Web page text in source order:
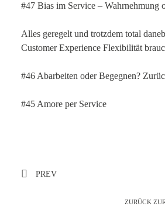
#47 Bias im Service – Wahrnehmung
Alles geregelt und trotzdem total
Customer Experience Flexibilität
#46 Abarbeiten oder Begegnen?
#45 Amore per Service
PREV
ZURÜCK